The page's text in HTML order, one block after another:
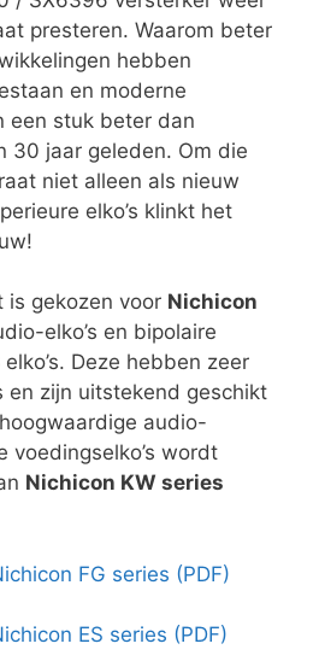
presteren. Waarom beter
hebben
en moderne
een stuk beter dan
30 jaar geleden. Om die
niet alleen als nieuw
elko’s klinkt het
is gekozen voor Nichicon
elko’s en bipolaire
elko’s. Deze hebben zeer
en zijn uitstekend geschikt
audio-
voedingselko’s wordt
Nichicon KW series
FG series (PDF)
ES series (PDF)